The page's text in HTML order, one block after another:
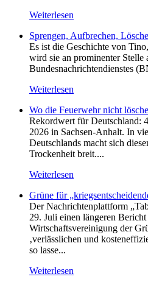
Weiterlesen
Sprengen, Aufbrechen,
Es ist die Geschichte von
wird sie an prominenter Stelle
Bundesnachrichtendienstes
Weiterlesen
Wo die Feuerwehr nicht
Rekordwert für Deutschland:
2026 in Sachsen-Anhalt. In
Deutschlands macht sich
Trockenheit breit....
Weiterlesen
Grüne für
Der Nachrichtenplattform
29. Juli einen längeren
Wirtschaftsvereinigung der
‚verlässlichen und
so lasse...
Weiterlesen